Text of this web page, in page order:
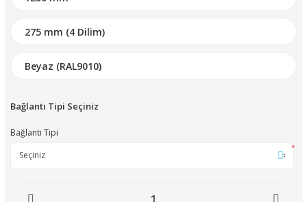
Bağlantı Tipi Seçiniz
Bağlantı Tipi
*